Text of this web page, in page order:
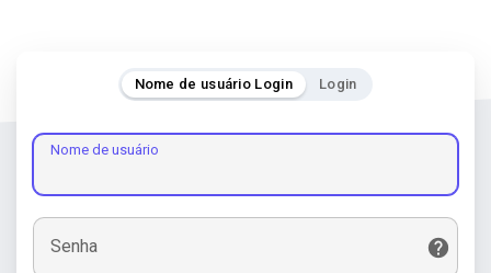
Nome de usuário Login Login
Nome de usuário
Senha